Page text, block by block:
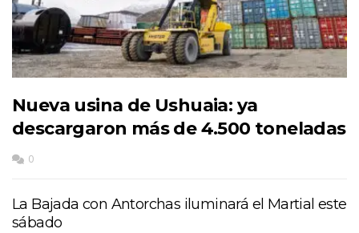
Nueva usina de Ushuaia: ya
descargaron más de 4.500 toneladas
0
La Bajada con Antorchas iluminará el Martial este
sábado